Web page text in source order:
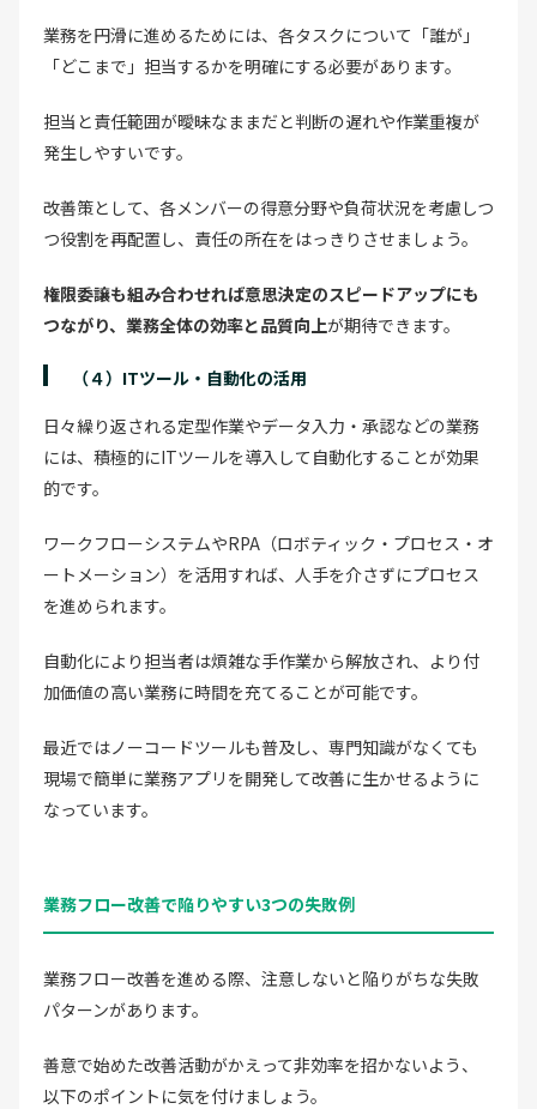
業務を円滑に進めるためには、各タスクについて「誰が」
「どこまで」担当するかを明確にする必要があります。
担当と責任範囲が曖昧なままだと判断の遅れや作業重複が
発生しやすいです。
改善策として、各メンバーの得意分野や負荷状況を考慮しつ
つ役割を再配置し、責任の所在をはっきりさせましょう。
権限委譲も組み合わせれば意思決定のスピードアップにも
つながり、業務全体の効率と品質向上が期待できます。
（４）ITツール・自動化の活用
日々繰り返される定型作業やデータ入力・承認などの業務
には、積極的にITツールを導入して自動化することが効果
的です。
ワークフローシステムやRPA（ロボティック・プロセス・オ
ートメーション）を活用すれば、人手を介さずにプロセス
を進められます。
自動化により担当者は煩雑な手作業から解放され、より付
加価値の高い業務に時間を充てることが可能です。
最近ではノーコードツールも普及し、専門知識がなくても
現場で簡単に業務アプリを開発して改善に生かせるように
なっています。
業務フロー改善で陥りやすい3つの失敗例
業務フロー改善を進める際、注意しないと陥りがちな失敗
パターンがあります。
善意で始めた改善活動がかえって非効率を招かないよう、
以下のポイントに気を付けましょう。